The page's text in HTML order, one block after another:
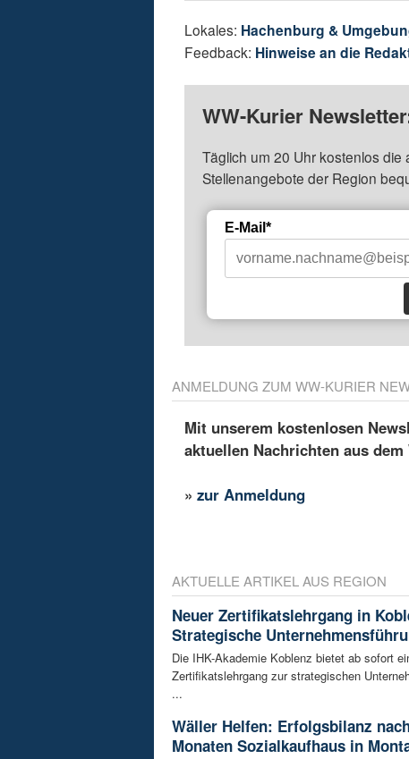
Lokales: Hachenburg &
Feedback: Hinweise an die
WW-Kurier
Täglich um 20 Uhr kostenlos
Stellenangebote der Region
E-Mail*
ANMELDUNG ZUM WW-KURIER
Mit unserem kostenlosen
aktuellen Nachrichten aus
»zur Anmeldung
AKTUELLE ARTIKEL AUS REGION
Neuer Zertifikatslehrgang in
Strategische
Die IHK-Akademie Koblenz bietet ab sofort
Zertifikatslehrgang zur strategischen
...
Wäller Helfen: Erfolgsbilanz
Monaten Sozialkaufhaus in